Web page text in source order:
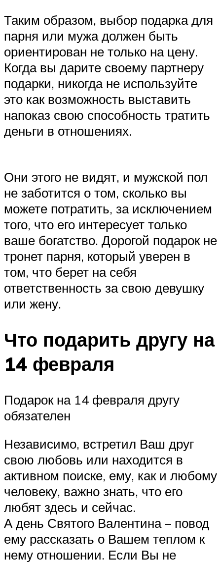
Таким образом, выбор подарка для
парня или мужа должен быть
ориентирован не только на цену.
Когда вы дарите своему партнеру
подарки, никогда не используйте
это как возможность выставить
напоказ свою способность тратить
деньги в отношениях.
Они этого не видят, и мужской пол
не заботится о том, сколько вы
можете потратить, за исключением
того, что его интересует только
ваше богатство. Дорогой подарок не
тронет парня, который уверен в
том, что берет на себя
ответственность за свою девушку
или жену.
Что подарить другу на
14 февраля
Подарок на 14 февраля другу
обязателен
Независимо, встретил Ваш друг
свою любовь или находится в
активном поиске, ему, как и любому
человеку, важно знать, что его
любят здесь и сейчас.
А день Святого Валентина – повод
ему рассказать о Вашем теплом к
нему отношении. Если Вы не